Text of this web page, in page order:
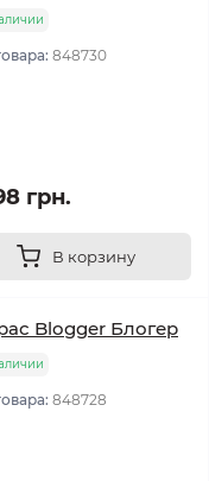
848730
грн.
В корзину
Blogger Блогер
848728